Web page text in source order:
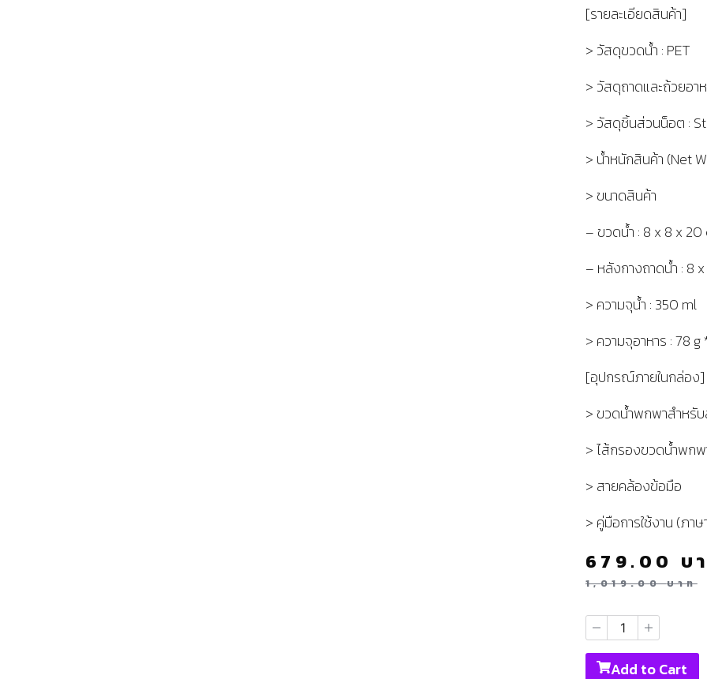
[รายละเอียดสินค้า]
> วัสดุขวดน้ำ : PET
> วัสดุถาดและถ้วยอาห
> วัสดุชิ้นส่วนน็อต :
> น้ำหนักสินค้า (Net
> ขนาดสินค้า
– ขวดน้ำ : 8 x 8 x 20
– หลังกางถาดน้ำ : 8
> ความจุน้ำ : 350 ml
> ความจุอาหาร : 78
[อุปกรณ์ภายในกล่อง]
> ขวดน้ำพกพาสำหรั
> ไส้กรองขวดน้ำพก
> สายคล้องข้อมือ
> คู่มือการใช้งาน (ภาษ
1,019.00บาท
679.00 บ
Add to Cart